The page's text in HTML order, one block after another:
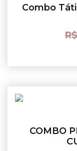
Combo
R$
COMBO